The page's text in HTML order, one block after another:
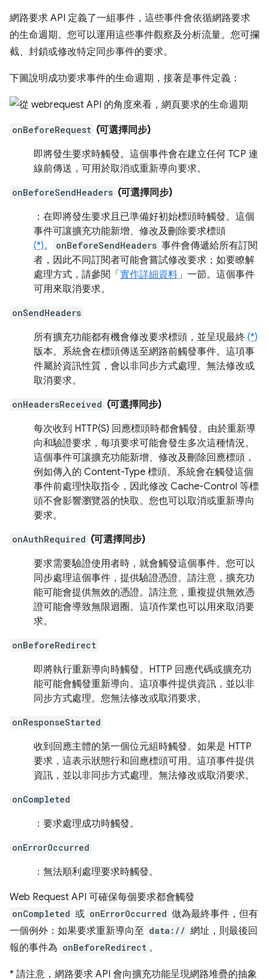
網路要求 API 定義了一組事件，這些事件會依循網路要求
的生命週期。您可以運用這些事件觀察及分析流量。您可攔
截、封鎖或修改特定同步事件的要求。
下圖說明成功要求事件的生命週期，接著是事件定義：
onBeforeRequest (可選擇同步)
即將發生要求時觸發。這個事件會在建立任何 TCP 連
線前傳送，可用於取消或重新導向要求。
onBeforeSendHeaders (可選擇同步)
：在即將發生要求且已準備好初始標頭時觸發。這個
事件可讓擴充功能新增、修改及刪除要求標頭
(*)。 onBeforeSendHeaders 事件會傳遞給所有訂閱
者，因此不同訂閱者可能會嘗試修改要求；如要瞭解
處理方式，請參閱「 實作詳細資料」一節。這個事件
可用來取消要求。
onSendHeaders
所有擴充功能都有機會修改要求標頭，並呈現最終 (*)
版本。系統會在標頭傳送至網路前觸發事件。這項事
件屬於資訊性質，會以非同步方式處理。無法修改或
取消要求。
onHeadersReceived (可選擇同步)
每次收到 HTTP(S) 回應標頭時都會觸發。由於重新導
向和驗證要求，每項要求可能會發生多次這種情況。
這個事件可讓擴充功能新增、修改及刪除回應標頭，
例如傳入的 Content-Type 標頭。系統會在觸發這個
事件前處理快取指令，因此修改 Cache-Control 等標
頭不會影響瀏覽器的快取。您也可以取消或重新導向
要求。
onAuthRequired (可選擇同步)
要求需要驗證使用者時，就會觸發這個事件。您可以
同步處理這個事件，提供驗證憑證。請注意，擴充功
能可能會提供無效的憑證。請注意，重複提供無效憑
證可能會導致無限迴圈。這項作業也可以用來取消要
求。
onBeforeRedirect
即將執行重新導向時觸發。HTTP 回應代碼或擴充功
能可能會觸發重新導向。這項事件提供資訊，並以非
同步方式處理。您無法修改或取消要求。
onResponseStarted
收到回應主體的第一個位元組時觸發。如果是 HTTP
要求，這表示狀態行和回應標頭可用。這項事件提供
資訊，並以非同步方式處理。無法修改或取消要求。
onCompleted
：要求處理成功時觸發。
onErrorOccurred
：無法順利處理要求時觸發。
Web Request API 可確保每個要求都會觸發
onCompleted 或 onErrorOccurred 做為最終事件，但有
一個例外：如果要求重新導向至 data:// 網址，則最後回
報的事件為 onBeforeRedirect 。
* 請注意，網路要求 API 會向擴充功能呈現網路堆疊的抽象